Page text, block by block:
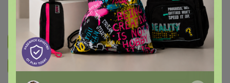
Эмилия!
Подписаться на закупку
Подписаться на организатора